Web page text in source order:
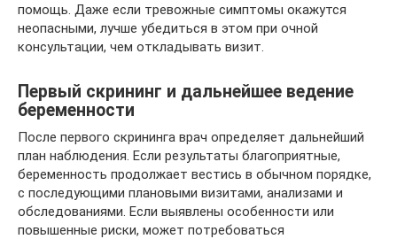
помощь. Даже если тревожные симптомы окажутся
неопасными, лучше убедиться в этом при очной
консультации, чем откладывать визит.
Первый скрининг и дальнейшее ведение
беременности
После первого скрининга врач определяет дальнейший
план наблюдения. Если результаты благоприятные,
беременность продолжает вестись в обычном порядке,
с последующими плановыми визитами, анализами и
обследованиями. Если выявлены особенности или
повышенные риски, может потребоваться